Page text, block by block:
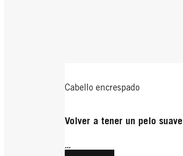
Cabello encrespado
Volver a tener un pelo suave
...